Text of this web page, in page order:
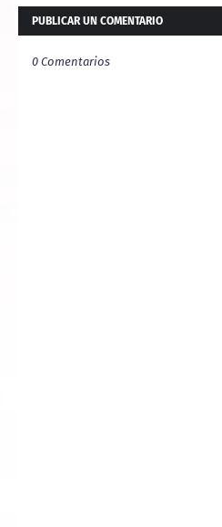
PUBLICAR UN COMENTARIO
0 Comentarios